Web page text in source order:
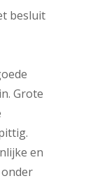
besluit
Grote
en